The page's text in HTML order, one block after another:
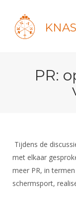
KNAS
Forums
Maandelijks archief
Bond
Tarieven
Reglementen
Ledencijfers
Recreatiesport
Veteranen
Wat is topsport
Nieuws
NK's
Informatie
Voor de jeugd
Spreekbeurtpakket
Forums
Zoek Vereniging
PR:
Tijdens de
met elkaar
meer PR, in
schermsport,